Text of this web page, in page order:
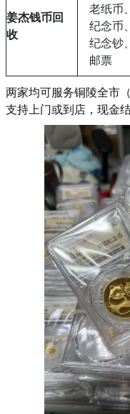
姜杰钱币回
收
老纸币、
纪念币、
纪念钞、
邮票
两家均可服务铜陵全市
支持上门或到店，现金